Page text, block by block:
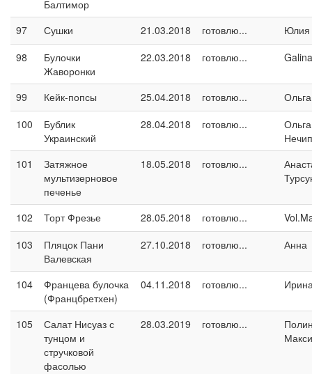
Балтимор
97 Сушки 21.03.2018 готовлю...
Юлия
98
Булочки
Жаворонки
22.03.2018 готовлю...
99 Кейк-попсы 25.04.2018 готовлю...
100
Бублик
Украинский
28.04.2018 готовлю...
Ольга
101
Затяжное
мультизерновое
печенье
18.05.2018 готовлю...
102 Торт Фрезье 28.05.2018 готовлю...
103
Пляцок Пани
Валевская
27.10.2018 готовлю... Анна
104
Францева булочка
(Францбретхен)
04.11.2018 готовлю...
105
Салат Нисуаз с
тунцом и
стручковой
фасолью
28.03.2019 готовлю...